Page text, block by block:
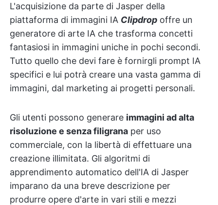
L'acquisizione da parte di Jasper della
piattaforma di immagini IA Clipdrop offre un
generatore di arte IA che trasforma concetti
fantasiosi in immagini uniche in pochi secondi.
Tutto quello che devi fare è fornirgli prompt IA
specifici e lui potrà creare una vasta gamma di
immagini, dal marketing ai progetti personali.
Gli utenti possono generare immagini ad alta
risoluzione e senza filigrana per uso
commerciale, con la libertà di effettuare una
creazione illimitata. Gli algoritmi di
apprendimento automatico dell'IA di Jasper
imparano da una breve descrizione per
produrre opere d'arte in vari stili e mezzi